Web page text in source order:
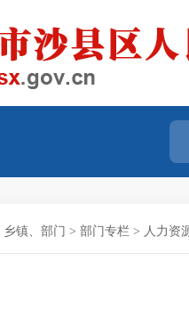
乡镇、部门 > 部门专栏 > 人力资